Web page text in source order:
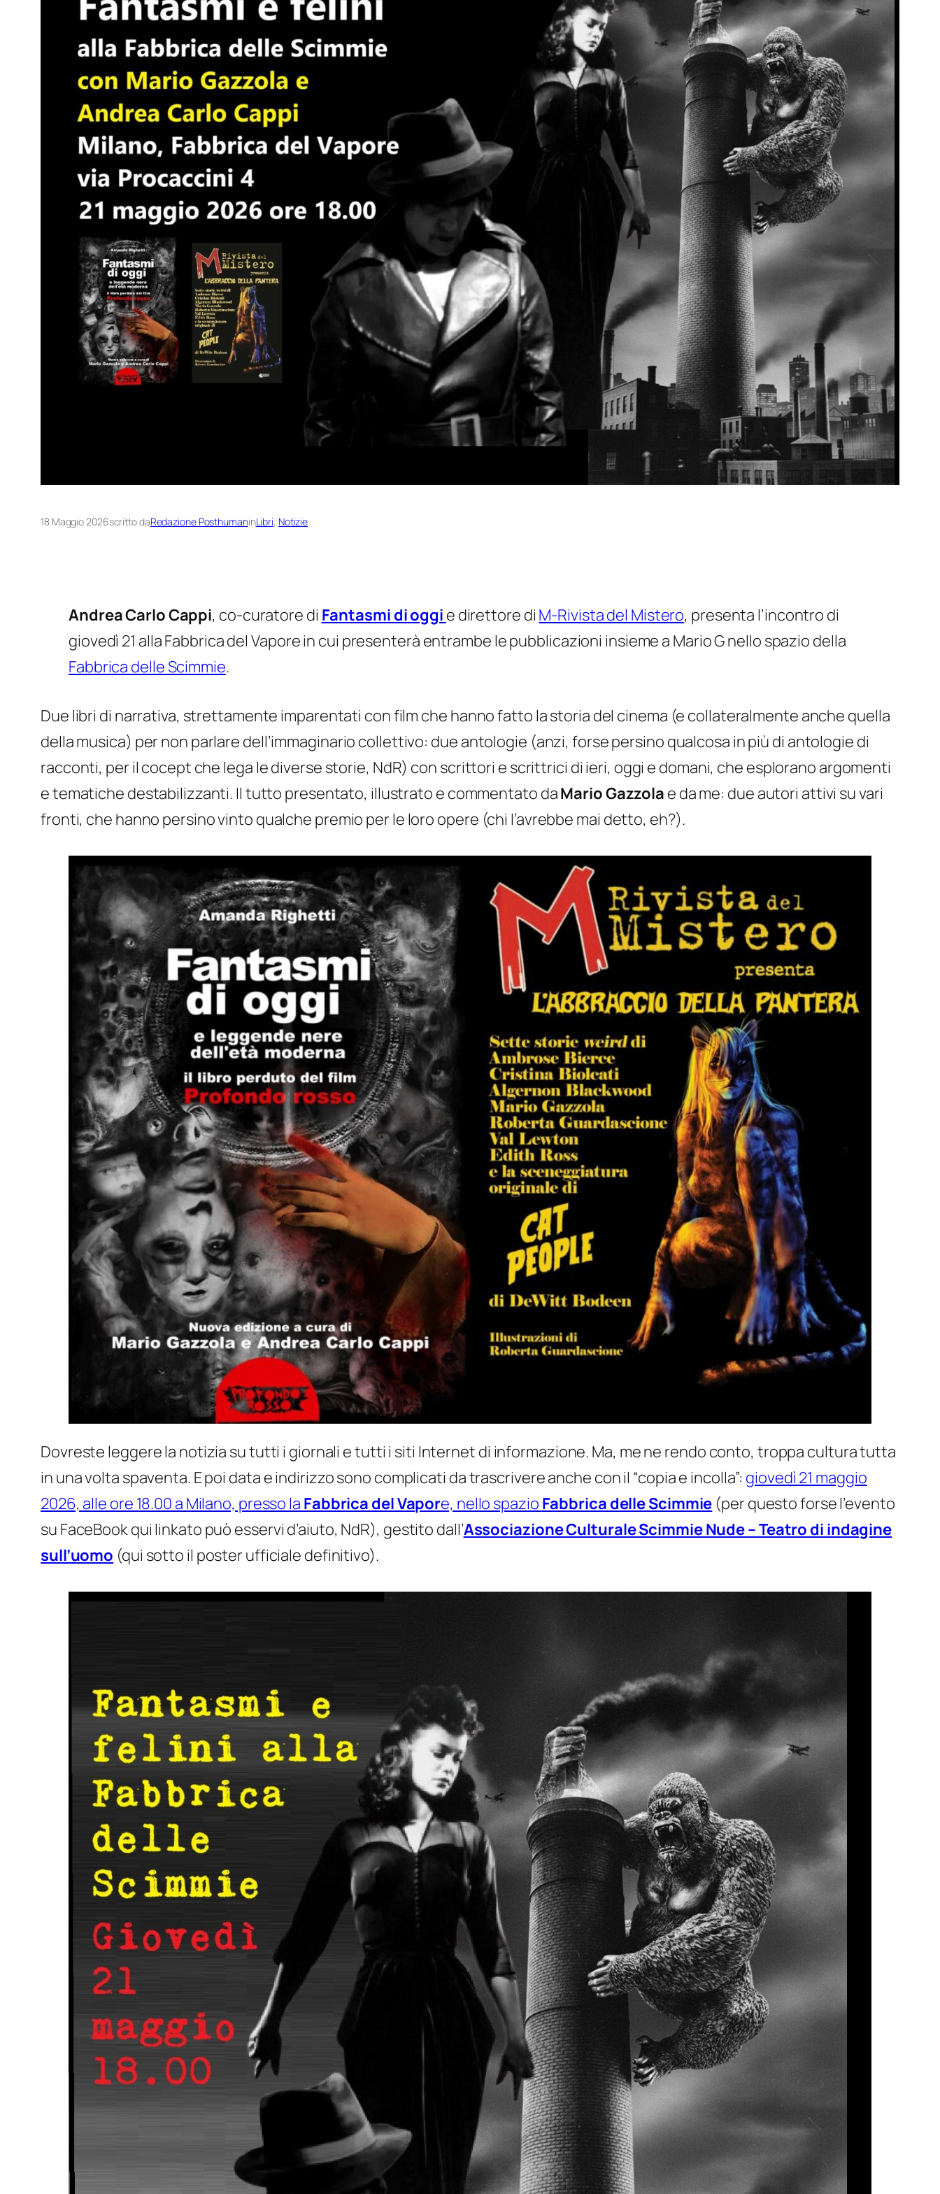
18 Maggio 2026scritto daRedazione PosthumaninLibri, Notizie
Andrea Carlo Cappi, co-curatore di Fantasmi di oggi e direttore di M-Rivista del Mistero, presenta l’incontro di
giovedì 21 alla Fabbrica del Vapore in cui presenterà entrambe le pubblicazioni insieme a Mario G nello spazio della
Fabbrica delle Scimmie.
Due libri di narrativa, strettamente imparentati con film che hanno fatto la storia del cinema (e collateralmente anche quella
della musica) per non parlare dell’immaginario collettivo: due antologie (anzi, forse persino qualcosa in più di antologie di
racconti, per il cocept che lega le diverse storie, NdR) con scrittori e scrittrici di ieri, oggi e domani, che esplorano argomenti
e tematiche destabilizzanti. Il tutto presentato, illustrato e commentato daMario Gazzola e da me: due autori attivi su vari
fronti, che hanno persino vinto qualche premio per le loro opere (chi l’avrebbe mai detto, eh?).
Dovreste leggere la notizia su tutti i giornali e tutti i siti Internet di informazione. Ma, me ne rendo conto, troppa cultura tutta
in una volta spaventa. E poi data e indirizzo sono complicati da trascrivere anche con il “copia e incolla”: giovedì 21 maggio
2026, alle ore 18.00 a Milano, presso la Fabbrica del Vapore, nello spazio Fabbrica delle Scimmie (per questo forse l’evento
su FaceBook qui linkato può esservi d’aiuto, NdR), gestito dall’Associazione Culturale Scimmie Nude – Teatro di indagine
sull’uomo (qui sotto il poster ufficiale definitivo).